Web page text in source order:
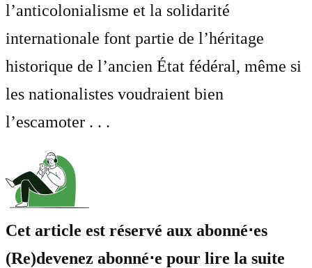
l’anticolonialisme et la solidarité
internationale font partie de l’héritage
historique de l’ancien État fédéral, même si
les nationalistes voudraient bien
l’escamoter . . .
Cet article est réservé aux abonné⋅es
(Re)devenez abonné⋅e pour lire la suite